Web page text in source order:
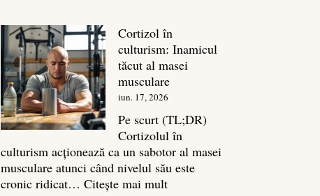
spate:
Top
7
mișcări
pentru
un
spate
masiv
Cortizol în
culturism: Inamicul
tăcut al masei
musculare
iun. 17, 2026
Pe scurt (TL;DR)
Cortizolul în
culturism acționează ca un sabotor al masei
musculare atunci când nivelul său este
cronic ridicat…Citește mai mult: